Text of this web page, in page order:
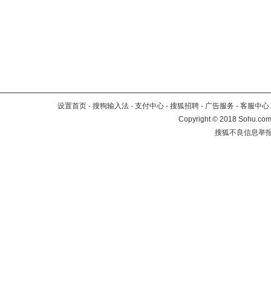
设置首页 - 搜狗输入法 - 支付中心 - 搜狐招聘 - 广告服务 - 客服中心
Copyright©2018
搜狐不良信息举